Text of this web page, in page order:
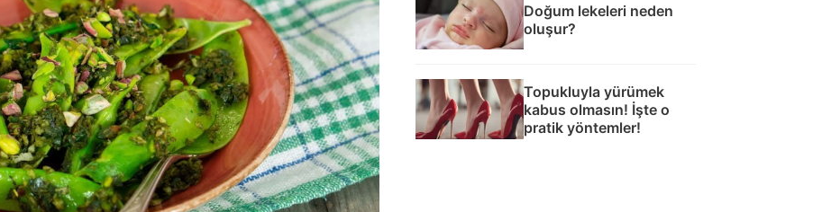
Doğum lekeleri neden
oluşur?
Topukluyla yürümek
kabus olmasın! İşte o
pratik yöntemler!